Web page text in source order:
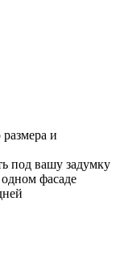
и
под вашу задумку
фасаде